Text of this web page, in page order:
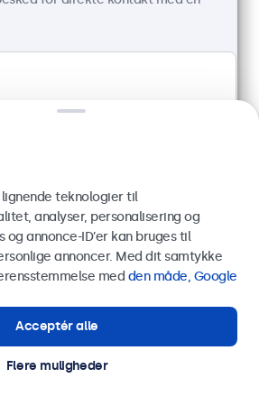
touch
45 mm
Send
til os på
teknologier til
analyser, personalisering og
og annonce-ID’er kan bruges til
annoncer. Med dit samtykke
med den måde, Google
Acceptér alle
Flere muligheder